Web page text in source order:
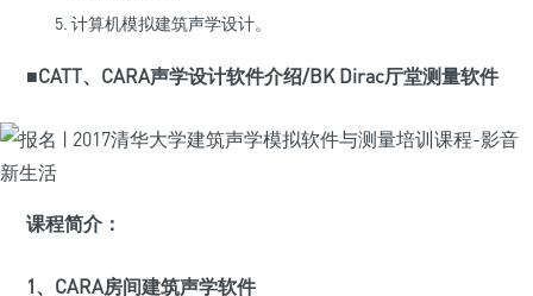
计算机模拟建筑声学设计。
■CATT、CARA声学设计软件介绍/BK Dirac厅堂测量软件
课程简介：
1、CARA房间建筑声学软件